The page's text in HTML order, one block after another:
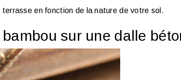
en fonction de la nature de votre sol.
sur une dalle